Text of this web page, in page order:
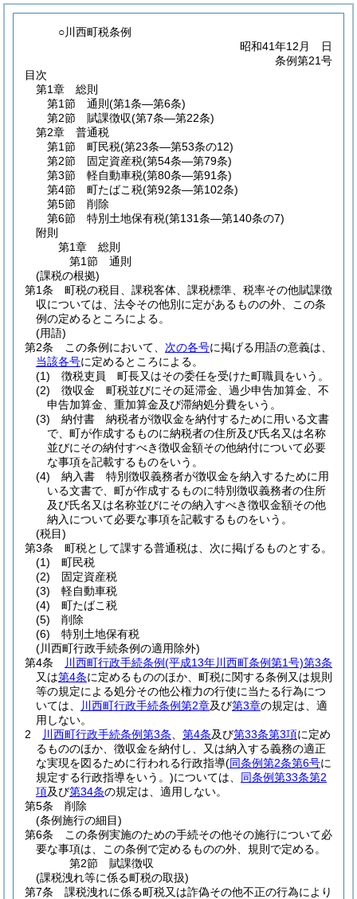
○川西町税条例
昭和41年12月 日
条例第21号
目次
第1章
総則
第1節
通則 (第1条―第6条)
第2節
賦課徴収(第7条―第22条)
第2章
普通税
第1節
町民税(第23条―第53条の12)
第2節
固定資産税(第54条―第79条)
第3節
軽自動車税(第80条―第91条)
第4節
町たばこ税(第92条―第102条)
第5節
削除
第6節
特別土地保有税(第131条―第140条の7)
附則
第1章
総則
第1節
通則
(課税の根拠)
第1条
町税の税目、課税客体、課税標準、税率その他賦課徴
収については、法令その他別に定があるものの外、この条
例の定めるところによる。
(用語)
第2条
この条例において、 次の各号に掲げる用語の意義は、
当該各号に定めるところによる。
(1)
徴税吏員 町長又はその委任を受けた町職員をいう。
(2)
徴収金 町税並びにその延滞金、過少申告加算金、不
申告加算金、重加算金及び滞納処分費をいう。
(3)
納付書 納税者が徴収金を納付するために用いる文書
で、町が作成するものに納税者の住所及び氏名又は名称
並びにその納付すべき徴収金額その他納付について必要
な事項を記載するものをいう。
(4)
納入書 特別徴収義務者が徴収金を納入するために用
いる文書で、町が作成するものに特別徴収義務者の住所
及び氏名又は名称並びにその納入すべき徴収金額その他
納入について必要な事項を記載するものをいう。
(税目)
第3条
町税として課する普通税は、次に掲げるものとする。
(1)
町民税
(2)
固定資産税
(3)
軽自動車税
(4)
町たばこ税
(5)
削除
(6)
特別土地保有税
(川西町行政手続条例の適用除外)
第4条
川西町行政手続条例(平成13年川西町条例第1号)第3条
又は第4条に定めるもののほか、町税に関する条例又は規則
等の規定による処分その他公権力の行使に当たる行為につ
いては、
川西町行政手続条例第2章及び第3章の規定は、適
用しない。
2
川西町行政手続条例第3条 第4条及び第33条第3項に定め
るもののほか、徴収金を納付し、又は納入する義務の適正
な実現を図るために行われる行政指導(同条例第2条第6号に
規定する行政指導をいう。)については、 同条例第33条第2
項及び第34条の規定は、適用しない。
第5条
削除
(条例施行の細目)
第6条
この条例実施のための手続その他その施行について必
要な事項は、この条例で定めるものの外、規則で定める。
第2節
賦課徴収
(課税洩れ等に係る町税の取扱)
第7条
課税洩れに係る町税又は詐偽その他不正の行為により